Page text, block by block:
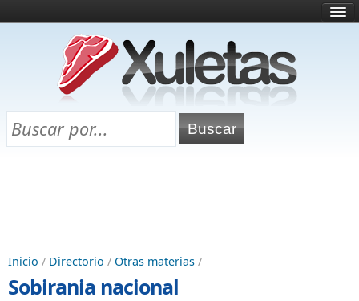
¿Qué es esto?
Directorio
Chuletas para exámenes
Inicio / Directorio / Otras materias /
Sobirania nacional